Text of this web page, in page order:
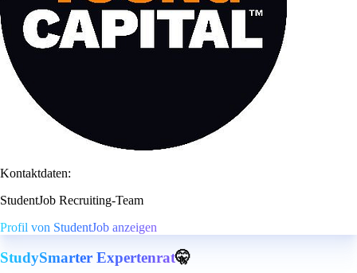
Kontaktdaten:
StudentJob Recruiting-Team
Profil von StudentJob anzeigen
StudySmarter Expertenrat🤫